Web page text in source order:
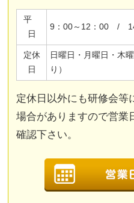
平
日
9：00～12：00 /
定休
日
日曜日・月曜日・木
り）
定休日以外にも研修会等
場合がありますので営業
確認下さい。